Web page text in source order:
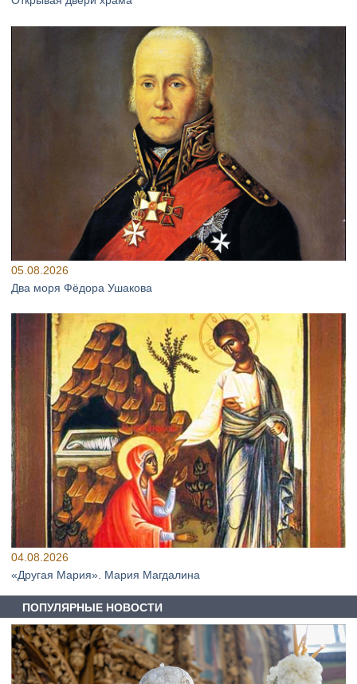
05.08.2026
Два моря Фёдора Ушакова
04.08.2026
«Другая Мария». Мария Магдалина
ПОПУЛЯРНЫЕ НОВОСТИ